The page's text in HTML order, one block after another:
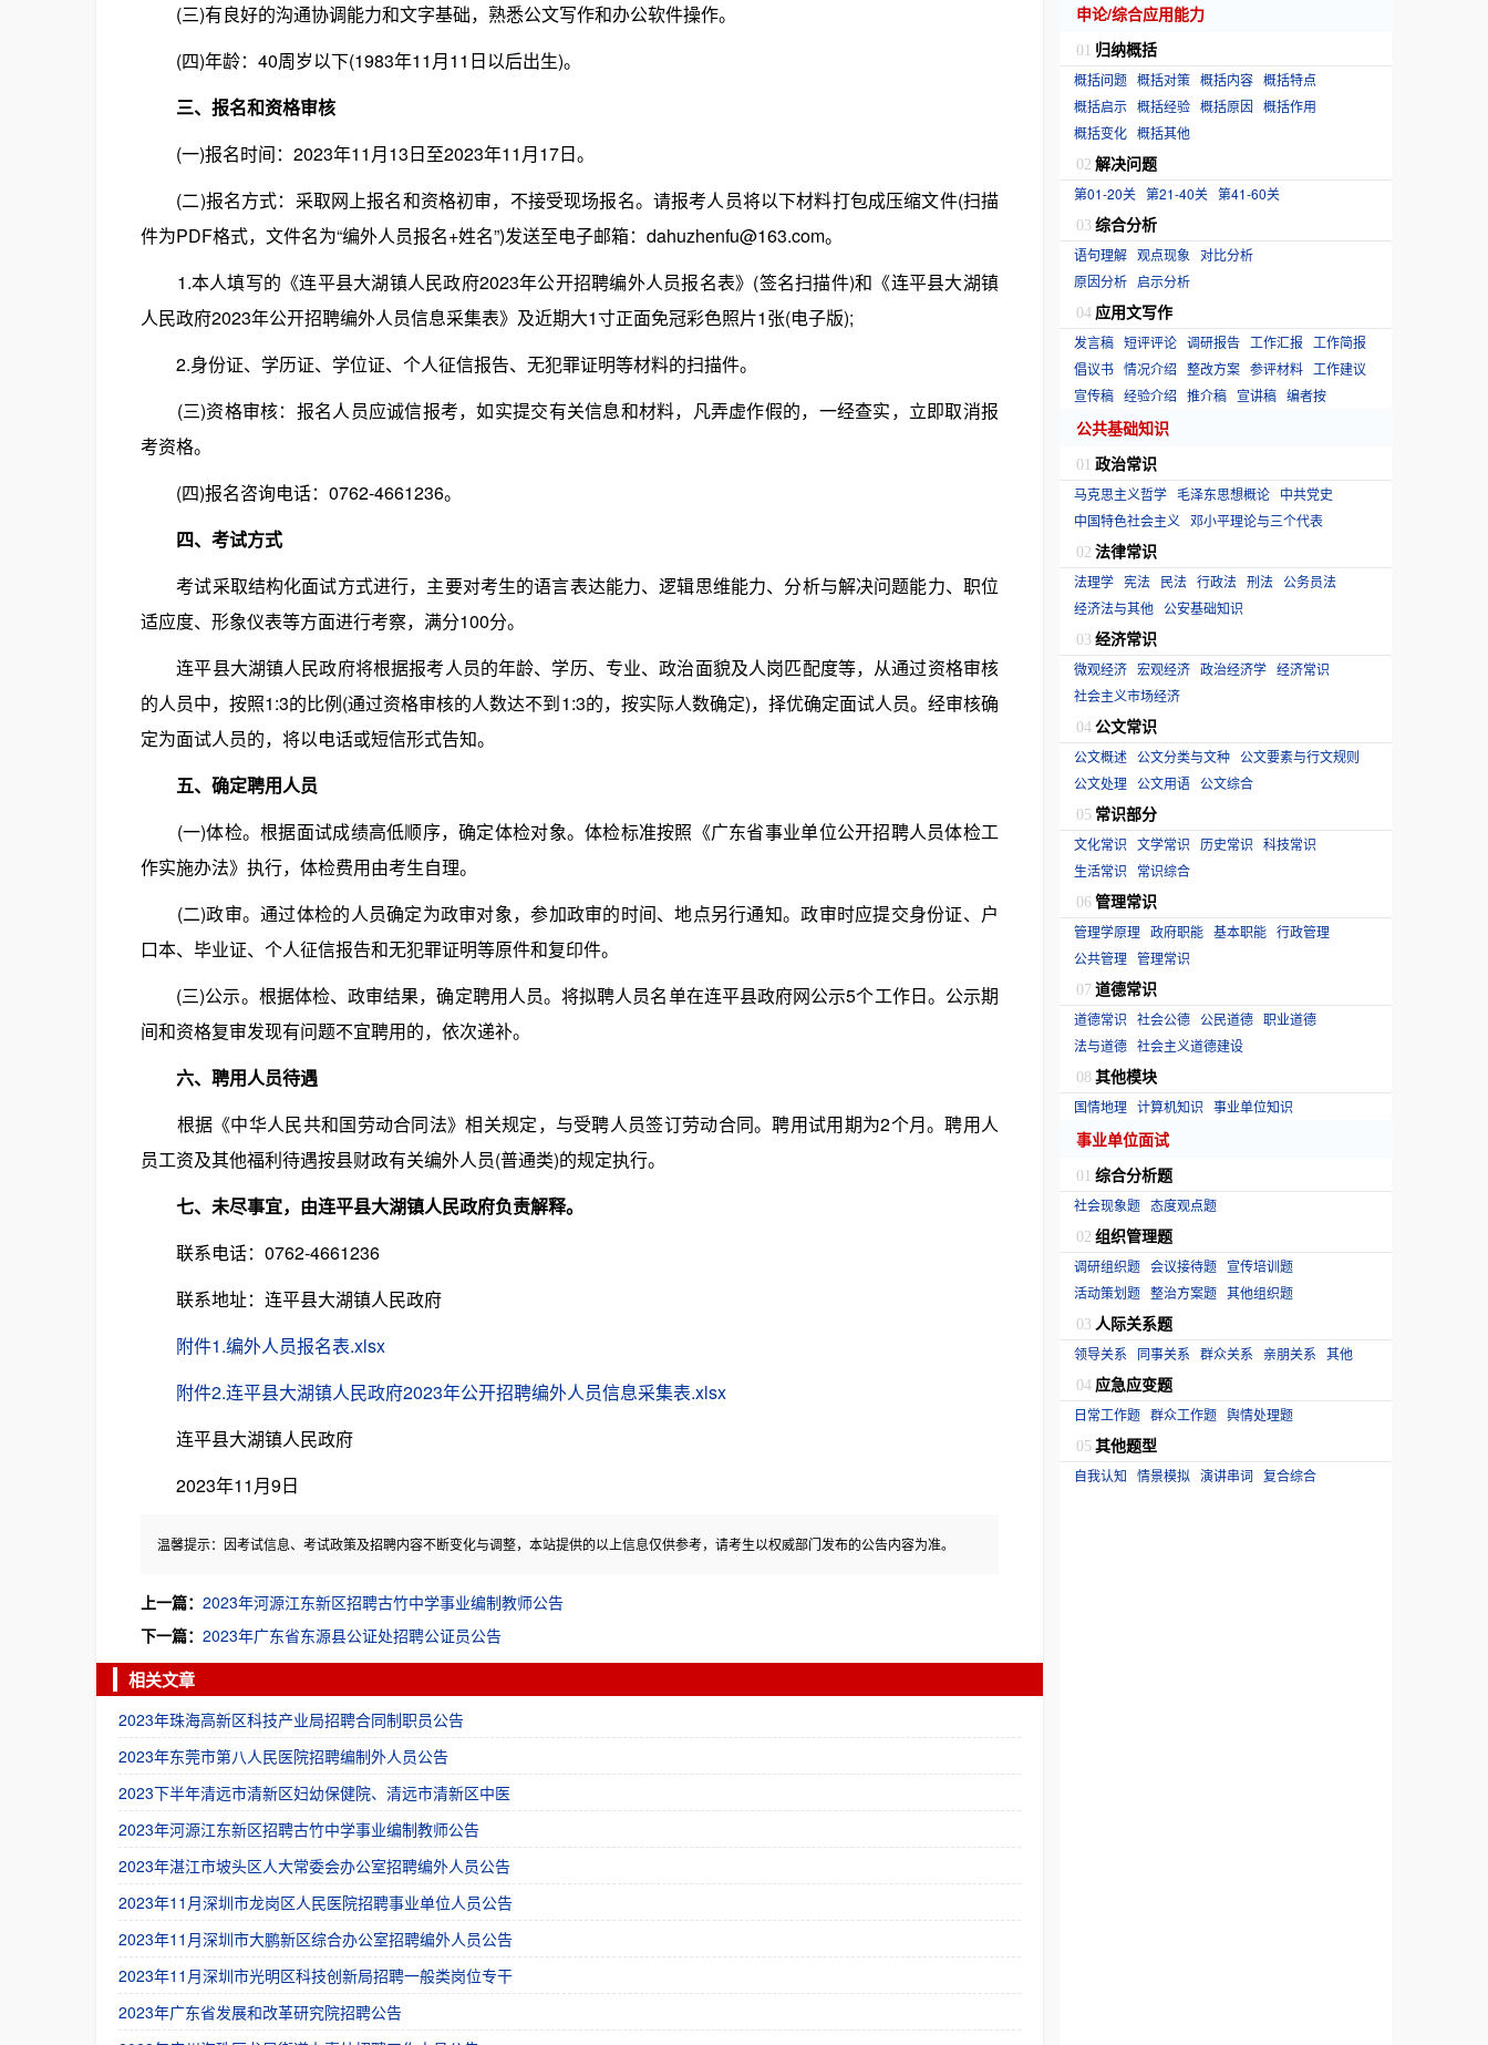
(三)有良好的沟通协调能力和文字基础，熟悉公文写作和办公软件操作。
(四)年龄：40周岁以下(1983年11月11日以后出生)。
三、报名和资格审核
(一)报名时间：2023年11月13日至2023年11月17日。
(二)报名方式：采取网上报名和资格初审，不接受现场报名。请报考人员将以下材料打包成压缩文件(扫描
件为PDF格式，文件名为“编外人员报名+姓名”)发送至电子邮箱：dahuzhenfu@163.com。
1.本人填写的《连平县大湖镇人民政府2023年公开招聘编外人员报名表》(签名扫描件)和《连平县大湖镇
人民政府2023年公开招聘编外人员信息采集表》及近期大1寸正面免冠彩色照片1张(电子版);
2.身份证、学历证、学位证、个人征信报告、无犯罪证明等材料的扫描件。
(三)资格审核：报名人员应诚信报考，如实提交有关信息和材料，凡弄虚作假的，一经查实，立即取消报
考资格。
(四)报名咨询电话：0762-4661236。
四、考试方式
考试采取结构化面试方式进行，主要对考生的语言表达能力、逻辑思维能力、分析与解决问题能力、职位
适应度、形象仪表等方面进行考察，满分100分。
连平县大湖镇人民政府将根据报考人员的年龄、学历、专业、政治面貌及人岗匹配度等，从通过资格审核
的人员中，按照1:3的比例(通过资格审核的人数达不到1:3的，按实际人数确定)，择优确定面试人员。经审核确
定为面试人员的，将以电话或短信形式告知。
五、确定聘用人员
(一)体检。根据面试成绩高低顺序，确定体检对象。体检标准按照《广东省事业单位公开招聘人员体检工
作实施办法》执行，体检费用由考生自理。
(二)政审。通过体检的人员确定为政审对象，参加政审的时间、地点另行通知。政审时应提交身份证、户
口本、毕业证、个人征信报告和无犯罪证明等原件和复印件。
(三)公示。根据体检、政审结果，确定聘用人员。将拟聘人员名单在连平县政府网公示5个工作日。公示期
间和资格复审发现有问题不宜聘用的，依次递补。
六、聘用人员待遇
根据《中华人民共和国劳动合同法》相关规定，与受聘人员签订劳动合同。聘用试用期为2个月。聘用人
员工资及其他福利待遇按县财政有关编外人员(普通类)的规定执行。
七、未尽事宜，由连平县大湖镇人民政府负责解释。
联系电话：0762-4661236
联系地址：连平县大湖镇人民政府
附件1.编外人员报名表.xlsx
附件2.连平县大湖镇人民政府2023年公开招聘编外人员信息采集表.xlsx
连平县大湖镇人民政府
2023年11月9日
温馨提示：因考试信息、考试政策及招聘内容不断变化与调整，本站提供的以上信息仅供参考，请考生以权威部门发布的公告内容为准。
上一篇： 2023年河源江东新区招聘古竹中学事业编制教师公告
下一篇： 2023年广东省东源县公证处招聘公证员公告
相关文章
2023年珠海高新区科技产业局招聘合同制职员公告
2023年东莞市第八人民医院招聘编制外人员公告
2023下半年清远市清新区妇幼保健院、清远市清新区中医
2023年河源江东新区招聘古竹中学事业编制教师公告
2023年湛江市坡头区人大常委会办公室招聘编外人员公告
2023年11月深圳市龙岗区人民医院招聘事业单位人员公告
2023年11月深圳市大鹏新区综合办公室招聘编外人员公告
2023年11月深圳市光明区科技创新局招聘一般类岗位专干
2023年广东省发展和改革研究院招聘公告
申论/综合应用能力
01 归纳概括
概括问题 概括对策 概括内容 概括特点
概括启示 概括经验 概括原因 概括作用
概括变化 概括其他
02 解决问题
第01-20关 第21-40关 第41-60关
03 综合分析
语句理解 观点现象 对比分析
原因分析 启示分析
04 应用文写作
发言稿 短评评论 调研报告 工作汇报
工作简报
倡议书 情况介绍 整改方案 参评材料 工作建议
宣传稿 经验介绍 推介稿 宣讲稿 编者按
公共基础知识
01 政治常识
马克思主义哲学 毛泽东思想概论 中共党史
中国特色社会主义 邓小平理论与三个代表
02 法律常识
法理学 宪法 民法 行政法 刑法 公务员法
经济法与其他 公安基础知识
03 经济常识
微观经济 宏观经济 政治经济学 经济常识
社会主义市场经济
04 公文常识
公文概述 公文分类与文种 公文要素与行文规则
公文处理 公文用语 公文综合
05 常识部分
文化常识 文学常识 历史常识 科技常识
生活常识
常识综合
06 管理常识
管理学原理 政府职能 基本职能 行政管理
公共管理 管理常识
07 道德常识
道德常识 社会公德 公民道德 职业道德
法与道德 社会主义道德建设
08 其他模块
国情地理 计算机知识 事业单位知识
事业单位面试
01 综合分析题
社会现象题 态度观点题
02 组织管理题
调研组织题 会议接待题 宣传培训题
活动策划题 整治方案题 其他组织题
03 人际关系题
领导关系 同事关系 群众关系 亲朋关系 其他
04 应急应变题
日常工作题 群众工作题 舆情处理题
05 其他题型
自我认知 情景模拟 演讲串词 复合综合